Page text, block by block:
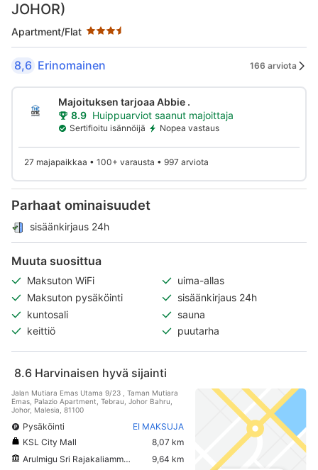
JOHOR)
Apartment/Flat
8,6 Erinomainen 166 arviota
Majoituksen tarjoaa Abbie .
8.9 Huippuarviot saanut majoittaja
Sertifioitu isännöijä Nopea vastaus
27 majapaikkaa • 100+ varausta • 997 arviota
Parhaat ominaisuudet
sisäänkirjaus 24h
Muuta suosittua
Maksuton WiFi
uima-allas
Maksuton pysäköinti
sisäänkirjaus 24h
kuntosali
sauna
keittiö
puutarha
8.6 Harvinaisen hyvä sijainti
Jalan Mutiara Emas Utama 9/23 , Taman Mutiara
Emas, Palazio Apartment, Tebrau, Johor Bahru,
Johor, Malesia, 81100
Pysäköinti
EI MAKSUJA
KSL City Mall
8,07 km
Arulmigu Sri Rajakaliamman temppeli
9,64 km